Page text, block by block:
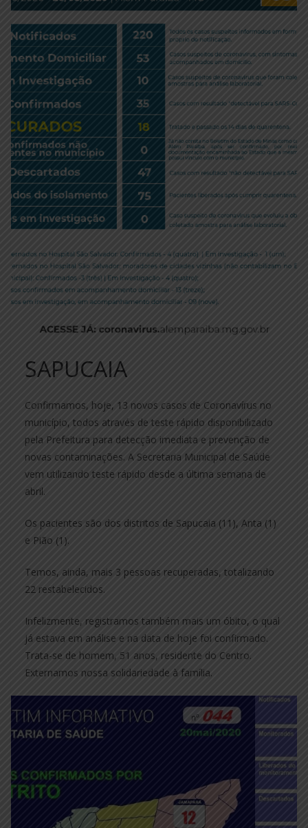
SAPUCAIA
Confirmamos, hoje, 13 novos casos de Coronavírus no
município, todos através de teste rápido disponibilizado
pela Prefeitura para detecção imediata e prevenção de
novas contaminações. A Secretaria Municipal de Saúde
vem utilizando teste rápido desde a última semana de
abril.
Os pacientes são dos distritos de Sapucaia (11), Anta (1)
e Pião (1).
Temos, ainda, mais 3 pessoas recuperadas, totalizando
22 restabelecidos.
Infelizmente, registramos também mais um óbito, o qual
já estava em análise e na data de hoje foi confirmado.
Trata-se de homem, 51 anos, residente do Centro.
Externamos nossa solidariedade à família.